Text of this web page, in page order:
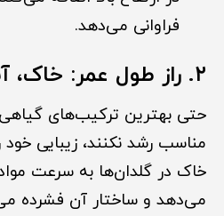
فراوانی می‌دهد.
۲. راز طول عمر: خاک، آبیاری و تغذیه
حتی بهترین ترکیب‌های
مناسب رشد نکنند، زیبایی
خاک در گلدان‌ها به سرعت
می‌دهد و ساختار آن فشرده